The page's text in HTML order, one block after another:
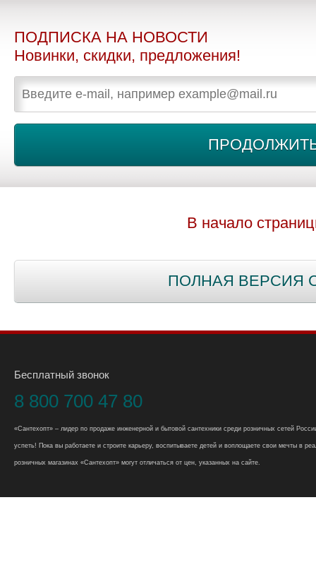
ПОДПИСКА НА НОВОСТИ
Новинки, скидки, предложения!
В начало
ПОЛНАЯ ВЕРСИЯ
Бесплатный звонок
8 800 700 47 80
«Сантехопт» – лидер по продаже инженерной и бытовой сантехники среди розничных сетей
успеть! Пока вы работаете и строите карьеру, воспитываете детей и воплощаете свои мечты в
розничных магазинах «Сантехопт» могут отличаться от цен, указанных на сайте.